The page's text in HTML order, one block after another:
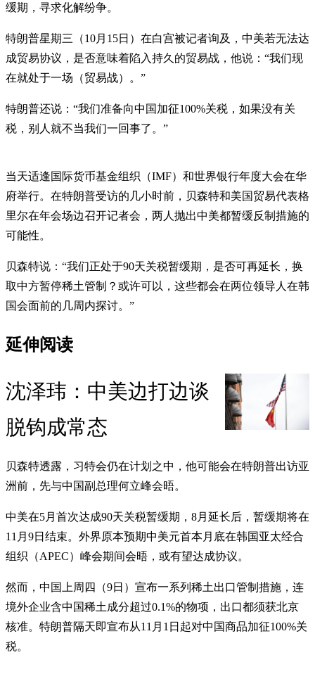
缓期，寻求化解纷争。
特朗普星期三（10月15日）在白宫被记者询及，中美若无法达
成贸易协议，是否意味着陷入持久的贸易战，他说：“我们现
在就处于一场（贸易战）。”
特朗普还说：“我们准备向中国加征100%关税，如果没有关
税，别人就不当我们一回事了。”
当天适逢国际货币基金组织（IMF）和世界银行年度大会在华
府举行。在特朗普受访的几小时前，贝森特和美国贸易代表格
里尔在年会场边召开记者会，两人抛出中美都暂缓反制措施的
可能性。
贝森特说：“我们正处于90天关税暂缓期，是否可再延长，换
取中方暂停稀土管制？或许可以，这些都会在两位领导人在韩
国会面前的几周内探讨。”
延伸阅读
沈泽玮：中美边打边谈
脱钩成常态
贝森特透露，习特会仍在计划之中，他可能会在特朗普出访亚
洲前，先与中国副总理何立峰会晤。
中美在5月首次达成90天关税暂缓期，8月延长后，暂缓期将在
11月9日结束。外界原本预期中美元首本月底在韩国亚太经合
组织（APEC）峰会期间会晤，或有望达成协议。
然而，中国上周四（9日）宣布一系列稀土出口管制措施，连
境外企业含中国稀土成分超过0.1%的物项，出口都须获北京
核准。特朗普隔天即宣布从11月1日起对中国商品加征100%关
税。